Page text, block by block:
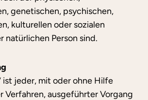
genetischen, psychischen,
kulturellen oder sozialen
natürlichen Person sind.
ist jeder, mit oder ohne Hilfe
Verfahren, ausgeführter Vorgang